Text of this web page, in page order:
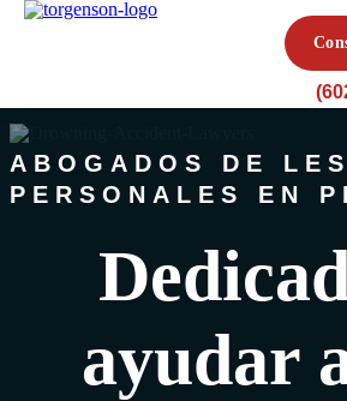
ABOGADOS DE
PERSONALES EN
ayudar